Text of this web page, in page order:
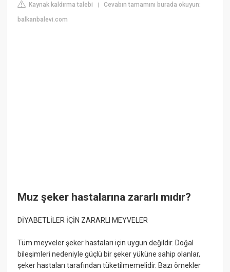
Kaynak kaldırma talebi |Cevabın tamamını burada okuyun:
balkanbalevi.com
Muz şeker hastalarına zararlı mıdır?
DİYABETLİLER İÇİN ZARARLI MEYVELER
Tüm meyveler şeker hastaları için uygun değildir. Doğal
bileşimleri nedeniyle güçlü bir şeker yüküne sahip olanlar,
şeker hastaları tarafından tüketilmemelidir. Bazı örnekler